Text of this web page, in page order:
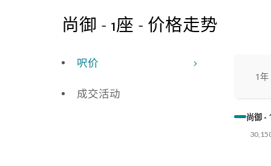
尚御 - 1座 - 价格走势
呎价
成交活动
1年
尚御 -